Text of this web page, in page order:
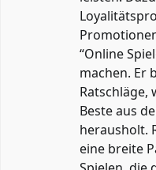
“Online
machen. Er
Ratschläge,
Beste aus
herausholt.
eine breite